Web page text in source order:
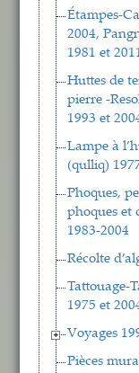
Étampes-
2004,
1981 et
Huttes de
pierre -
1993 et
Lampe à
(qulliq)
Phoques,
phoques et
1983-2004
Récolte
Tattouage-
1975 et
Voyages
Pièces